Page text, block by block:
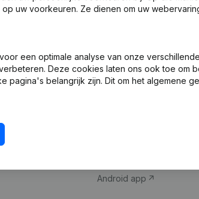
uw voorkeuren. Ze dienen om uw
een optimale analyse van onze
Deze cookies laten ons ook toe om
pagina's belangrijk zijn. Dit om het algemene
Bedrijfsinformatie
Android app